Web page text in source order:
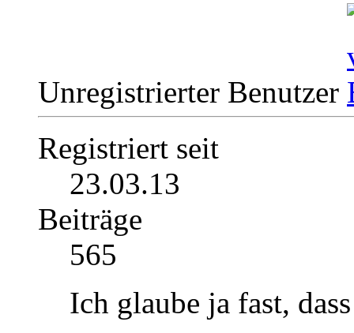
Unregistrierter Benutzer
Registriert seit
23.03.13
Beiträge
565
Ich glaube ja fast,